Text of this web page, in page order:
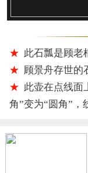
★ 此石瓢是顾老
★ 顾景舟存世的
★ 此壶在点线面
角”变为“圆角”，